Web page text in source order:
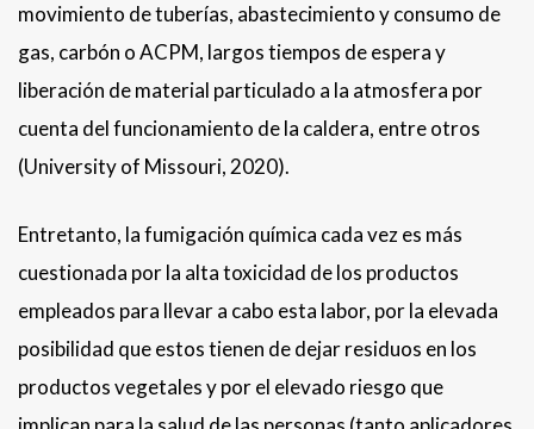
movimiento de tuberías, abastecimiento y consumo de
gas, carbón o ACPM, largos tiempos de espera y
liberación de material particulado a la atmosfera por
cuenta del funcionamiento de la caldera, entre otros
(University of Missouri, 2020).
Entretanto, la fumigación química cada vez es más
cuestionada por la alta toxicidad de los productos
empleados para llevar a cabo esta labor, por la elevada
posibilidad que estos tienen de dejar residuos en los
productos vegetales y por el elevado riesgo que